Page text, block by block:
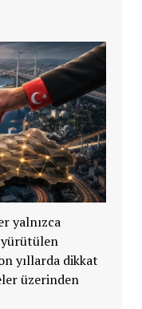
yalnızca
yıllarda dikkat
üzerinden